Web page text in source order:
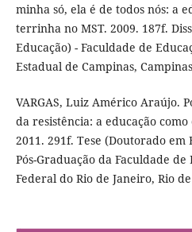
minha só, ela é de todos nós: a
terrinha no MST. 2009. 187f.
Educação) - Faculdade de
Estadual de Campinas,
VARGAS, Luiz Américo Araújo.
da resistência: a educação
2011. 291f. Tese (Doutorado em
Pós-Graduação da Faculdade
Federal do Rio de Janeiro, Rio